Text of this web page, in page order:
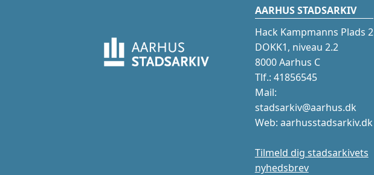
AARHUS STADSARKIV
Hack Kampmanns Plads 2
DOKK1, niveau 2.2
8000 Aarhus C
Tlf.: 41856545
Mail:
stadsarkiv@aarhus.dk
Web: aarhusstadsarkiv.dk
Tilmeld dig stadsarkivets
nyhedsbrev